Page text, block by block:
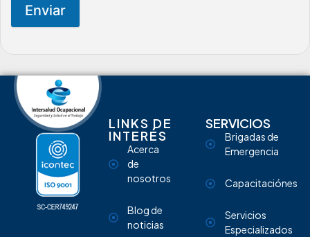
Enviar
LINKS DE
INTERÉS
Acerca
de
nosotros
Blog de
noticias
SERVICIOS
Brigadas de
Emergencia
Capacitaciónes
Servicios
Especializados